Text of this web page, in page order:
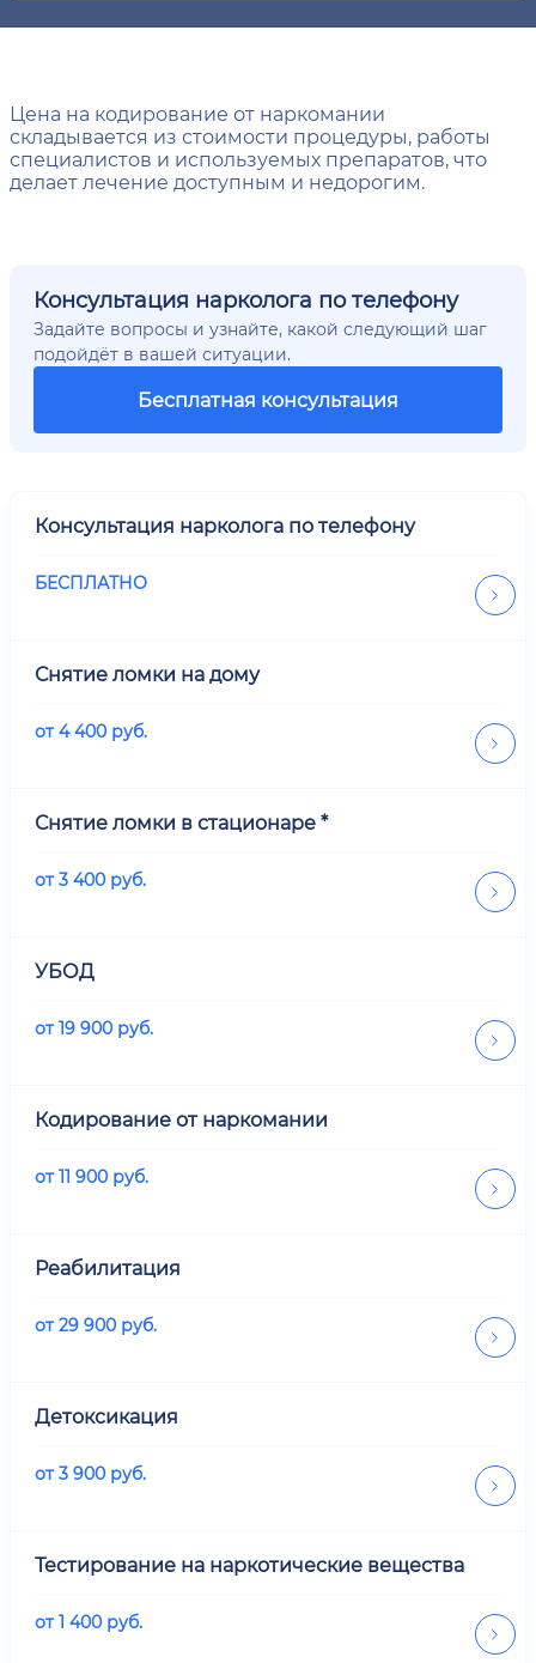
Цена на кодирование от наркомании
складывается из стоимости процедуры, работы
специалистов и используемых препаратов, что
делает лечение доступным и недорогим.
Консультация нарколога по телефону
Задайте вопросы и узнайте, какой следующий шаг
подойдёт в вашей ситуации.
Бесплатная консультация
Консультация нарколога по телефону
БЕСПЛАТНО
Снятие ломки на дому
от4 400 руб.
Снятие ломки в стационаре *
от3 400 руб.
УБОД
от19 900 руб.
Кодирование от наркомании
от11 900 руб.
Реабилитация
от29 900 руб.
Детоксикация
от3 900 руб.
Тестирование на наркотические вещества
от1 400 руб.